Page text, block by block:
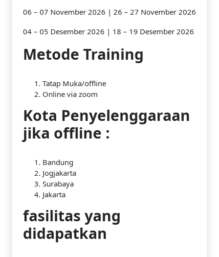
06 – 07 November 2026 | 26 – 27 November 2026
04 – 05 Desember 2026 | 18 – 19 Desember 2026
Metode Training
Tatap Muka/offline
Online via zoom
Kota Penyelenggaraan
jika offline :
Bandung
Jogjakarta
Surabaya
Jakarta
fasilitas yang
didapatkan